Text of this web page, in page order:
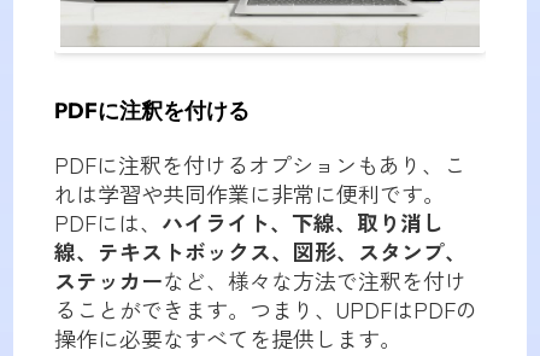
PDFに注釈を付ける
PDFに注釈を付けるオプションもあり、こ
れは学習や共同作業に非常に便利です。
PDFには、 ハイライト、下線、取り消し
線、テキストボックス、図形、スタンプ、
ステッカーなど、様々な方法で注釈を付け
ることができます。つまり、UPDFはPDFの
操作に必要なすべてを提供します。